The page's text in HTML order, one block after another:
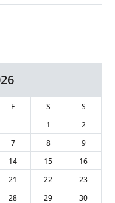
F S
S
1
2
7 8
9
14 15
16
21 22
23
28 29 30